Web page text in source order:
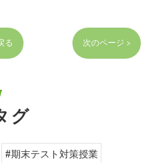
る 次のページ >
グ
#期末テスト対策授業